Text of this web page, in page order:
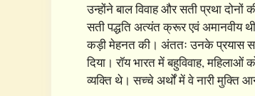
उन्होंने बाल विवाह और सती प्रथा
सती पद्धति अत्यंत क्रूर एवं अमानवीय
कड़ी मेहनत की। अंततः उनके प्रयास
दिया। रॉय भारत में बहुविवाह,
व्यक्ति थे। सच्चे अर्थों में वे नारी मुक्ति